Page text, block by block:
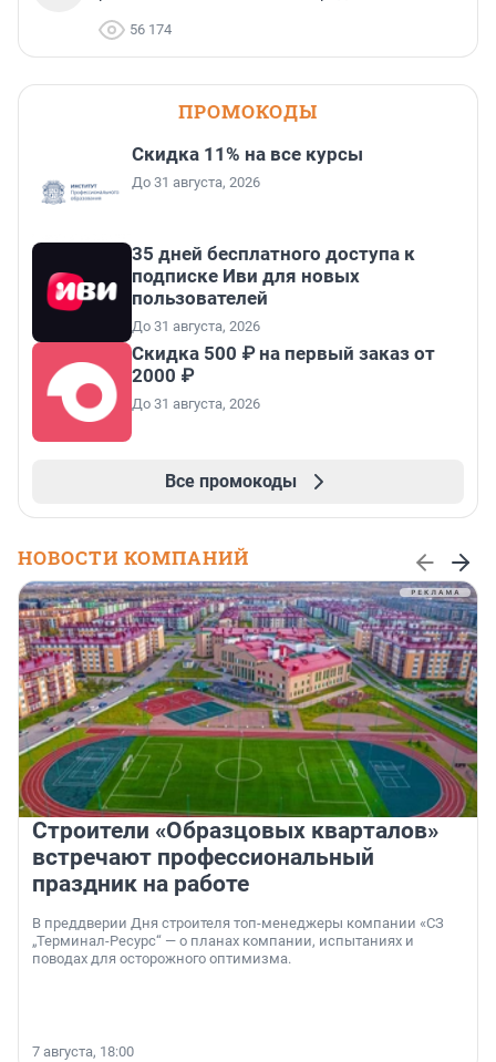
56 174
ПРОМОКОДЫ
Скидка 11% на все курсы
До 31 августа, 2026
35 дней бесплатного доступа к
подписке Иви для новых
пользователей
До 31 августа, 2026
Скидка 500 ₽ на первый заказ от
2000 ₽
До 31 августа, 2026
Все промокоды
НОВОСТИ КОМПАНИЙ
Строители «Образцовых кварталов»
встречают профессиональный
праздник на работе
В преддверии Дня строителя топ-менеджеры компании «СЗ
„Терминал-Ресурс“ — о планах компании, испытаниях и
поводах для осторожного оптимизма.
7 августа, 18:00